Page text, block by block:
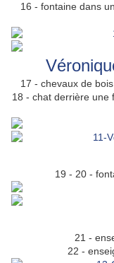
16 - fontaine dans
17 - chevaux de
18 - chat derrière une
19 - 20 -
21 -
22 -